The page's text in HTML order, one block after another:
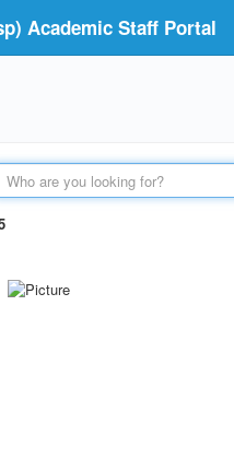
Academic Staff Portal